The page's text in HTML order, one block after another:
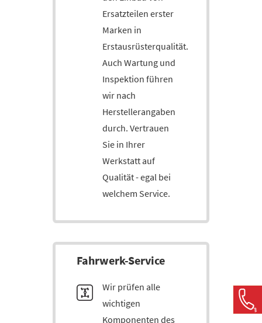
Ersatzteilen erster
Marken in
Erstausrüsterqualität.
Auch Wartung und
Inspektion führen
wir nach
Herstellerangaben
durch. Vertrauen
Sie in Ihrer
Werkstatt auf
Qualität - egal bei
welchem Service.
Fahr­werk-Service
Wir prüfen alle
wichtigen
Komponenten des